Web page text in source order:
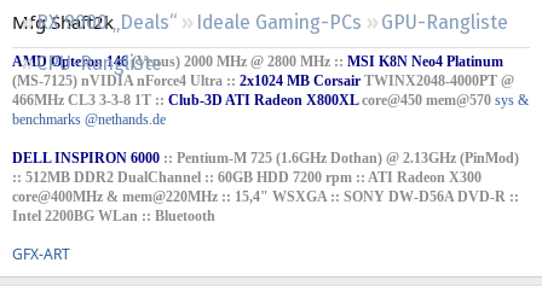
RX 9000 „Deals“
Ideale Gaming-PCs
GPU-Rangliste
CPU-Rangliste
Mfg Shaft2k
AMD Opteron 146(Venus) 2000 MHz @ 2800 MHz :: MSI K8N Neo4 Platinum
(MS-7125) nVIDIA nForce4 Ultra :: 2x1024 MB Corsair TWINX2048-4000PT @
466MHz CL3 3-3-8 1T :: Club-3D ATI Radeon X800XLcore@450 mem@570 sys &
benchmarks @nethands.de
DELL INSPIRON 6000 :: Pentium-M 725 (1.6GHz Dothan) @ 2.13GHz (PinMod)
:: 512MB DDR2 DualChannel :: 60GB HDD 7200 rpm :: ATI Radeon X300
core@400MHz & mem@220MHz :: 15,4" WSXGA :: SONY DW-D56A DVD-R ::
Intel 2200BG WLan :: Bluetooth
GFX-ART